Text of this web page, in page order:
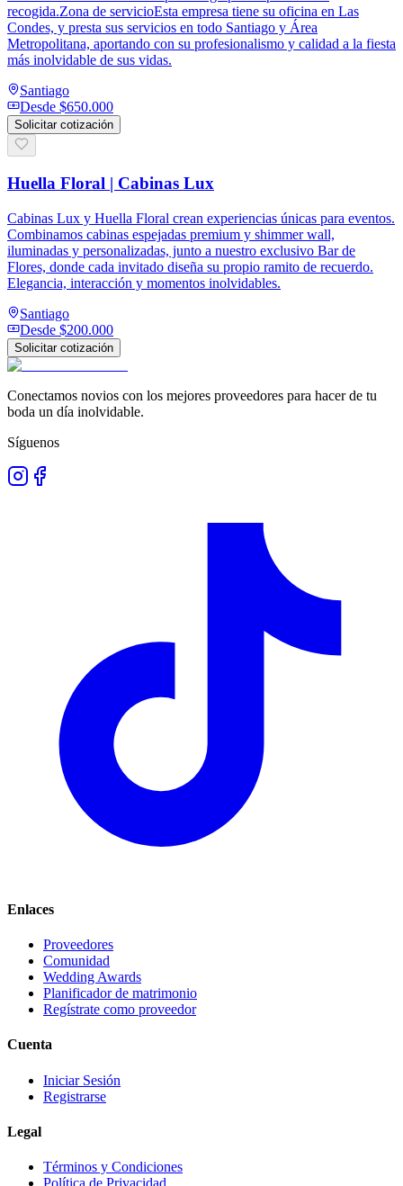
recogida.Zona de servicioEsta empresa tiene su oficina en Las
Condes, y presta sus servicios en todo Santiago y Área
Metropolitana, aportando con su profesionalismo y calidad a la fiesta
más inolvidable de sus vidas.
Santiago
Desde $650.000
Solicitar cotización
Huella Floral | Cabinas Lux
Cabinas Lux y Huella Floral crean experiencias únicas para eventos.
Combinamos cabinas espejadas premium y shimmer wall,
iluminadas y personalizadas, junto a nuestro exclusivo Bar de
Flores, donde cada invitado diseña su propio ramito de recuerdo.
Elegancia, interacción y momentos inolvidables.
Santiago
Desde $200.000
Solicitar cotización
Conectamos novios con los mejores proveedores para hacer de tu
boda un día inolvidable.
Síguenos
Enlaces
Proveedores
Comunidad
Wedding Awards
Planificador de matrimonio
Regístrate como proveedor
Cuenta
Iniciar Sesión
Registrarse
Legal
Términos y Condiciones